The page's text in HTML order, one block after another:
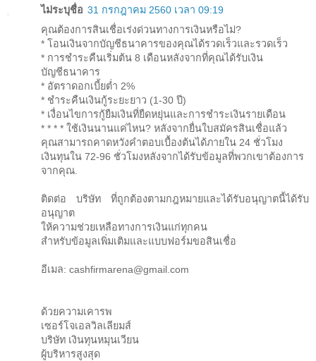
ไม่ระบุชื่อ 31 กรกฎาคม 2560 เวลา 09:19
คุณต้องการสินเชื่อเร่งด่วนทางการเงินหรือไม่?
* โอนเงินจากบัญชีธนาคารของคุณได้รวดเร็วและรวดเร็ว
* การชำระคืนเริ่มต้น 8 เดือนหลังจากที่คุณได้รับเงิน
บัญชีธนาคาร
* อัตราดอกเบี้ยต่ำ 2%
* ชำระคืนเงินกู้ระยะยาว (1-30 ปี)
* เงื่อนไขการกู้ยืมเงินที่ยืดหยุ่นและการชำระเงินรายเดือน
* * * * ใช้เงินนานแค่ไหน? หลังจากยื่นใบสมัครสินเชื่อแล้ว
คุณสามารถคาดหวังคำตอบเบื้องต้นได้ภายใน 24 ชั่วโมง
เงินทุนใน 72-96 ชั่วโมงหลังจากได้รับข้อมูลที่พวกเขาต้องการ
จากคุณ.
ติดต่อ บริษัท ที่ถูกต้องตามกฎหมายและได้รับอนุญาตนี้ได้รับ
อนุญาต
ให้ความช่วยเหลือทางการเงินแก่ทุกคน
สำหรับข้อมูลเพิ่มเติมและแบบฟอร์มขอสินเชื่อ
อีเมล: cashfirmarena@gmail.com
ด้วยความเคารพ
เซอร์โจเอลวิลเลียมส์
บริษัท เงินทุนหมุนเวียน
ผู้บริหารสูงสุด